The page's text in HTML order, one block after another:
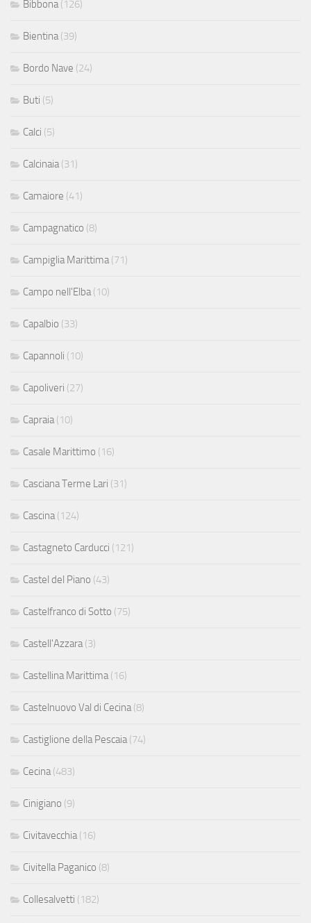
Bibbona (126)
Bientina (39)
Bordo Nave (24)
Buti (5)
Calci (5)
Calcinaia (31)
Camaiore (41)
Campagnatico (8)
Campiglia Marittima (71)
Campo nell'Elba (10)
Capalbio (33)
Capannoli (10)
Capoliveri (27)
Capraia (10)
Casale Marittimo (16)
Casciana Terme Lari (31)
Cascina (124)
Castagneto Carducci (121)
Castel del Piano (43)
Castelfranco di Sotto (75)
Castell'Azzara (3)
Castellina Marittima (16)
Castelnuovo Val di Cecina (8)
Castiglione della Pescaia (74)
Cecina (483)
Cinigiano (9)
Civitavecchia (16)
Civitella Paganico (8)
Collesalvetti (182)